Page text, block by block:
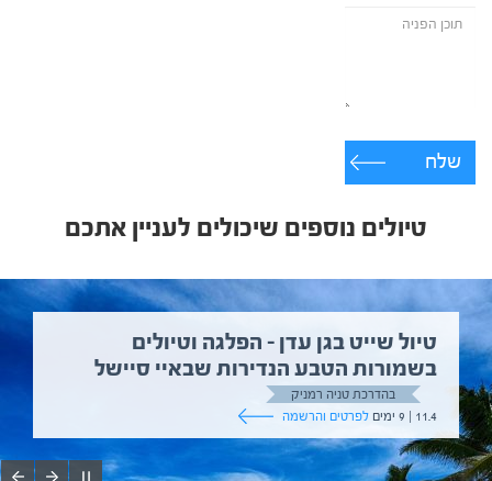
שלח
טיולים נוספים שיכולים לעניין אתכם
טיול שייט בגן עדן – הפלגה וטיולים
בשמורות הטבע הנדירות שבאיי סיישל
בהדרכת טניה רמניק
11.4 | 9 ימים
לפרטים והרשמה